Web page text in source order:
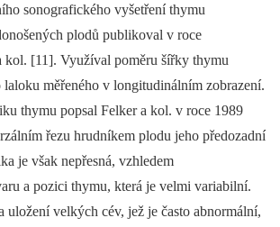
sonografického vyšetření thymu
plodů publikoval v roce
kol. [11]. Využíval poměru šířky thymu
měřeného v longitudinálním zobrazení.
thymu popsal Felker a kol. v roce 1989
řezu hrudníkem plodu jeho předozadní
je však nepřesná, vzhledem
a pozici thymu, která je velmi variabilní.
uložení velkých cév, jež je často abnormální,